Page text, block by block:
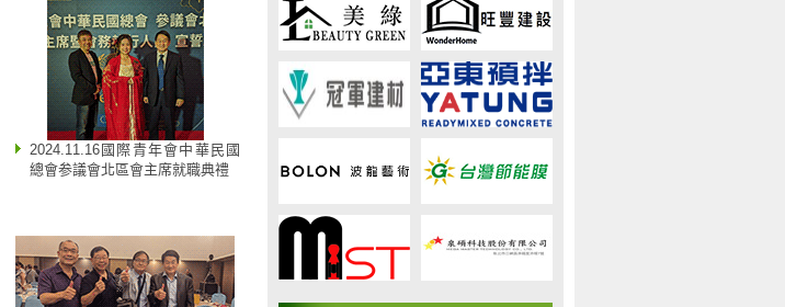
2024.11.16國際青年會中華民國
總會参議會北區會主席就職典禮